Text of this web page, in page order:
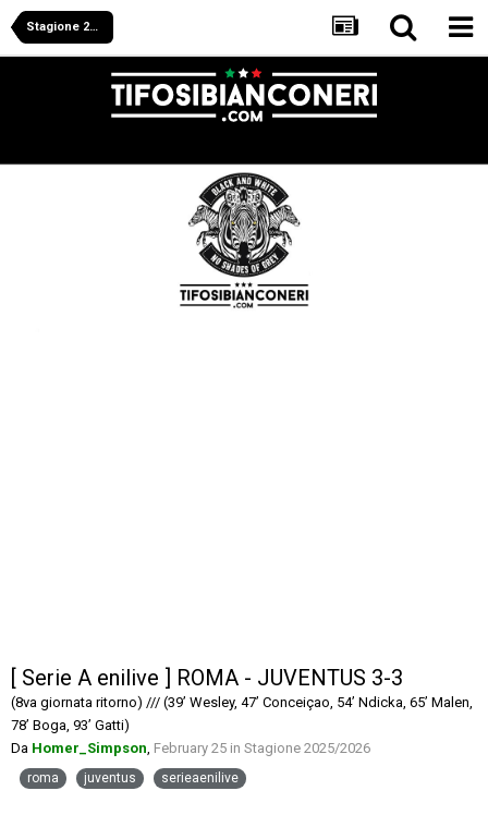
Stagione 2025/2026
[ Serie A enilive ] ROMA - JUVENTUS 3-3
(8va giornata ritorno) /// (39’ Wesley, 47’ Conceiçao, 54’ Ndicka, 65’ Malen,
78’ Boga, 93’ Gatti)
Da Homer_Simpson, February 25 in Stagione 2025/2026
roma juventus serieaenilive